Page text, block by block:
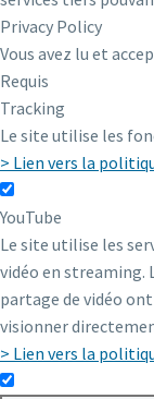
Privacy Policy
Vous avez lu et
Requis
Tracking
Le site utilise les
> Lien vers la
YouTube
Le site utilise les
vidéo en streaming.
partage de vidéo
visionner
> Lien vers la